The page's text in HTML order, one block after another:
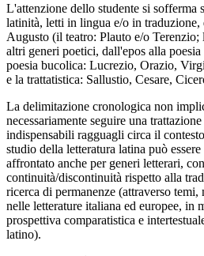
L'attenzione dello studente si
latinità, letti in lingua e/o in
Augusto (il teatro: Plauto e/o
altri generi poetici, dall'epos alla
poesia bucolica: Lucrezio, Orazio,
e la trattatistica: Sallustio, Cesare,
La delimitazione cronologica non
necessariamente seguire una
indispensabili ragguagli circa il
studio della letteratura latina può
affrontato anche per generi letterari,
continuità/discontinuità rispetto alla
ricerca di permanenze (attraverso
nelle letterature italiana ed europee, in
prospettiva comparatistica e
latino).